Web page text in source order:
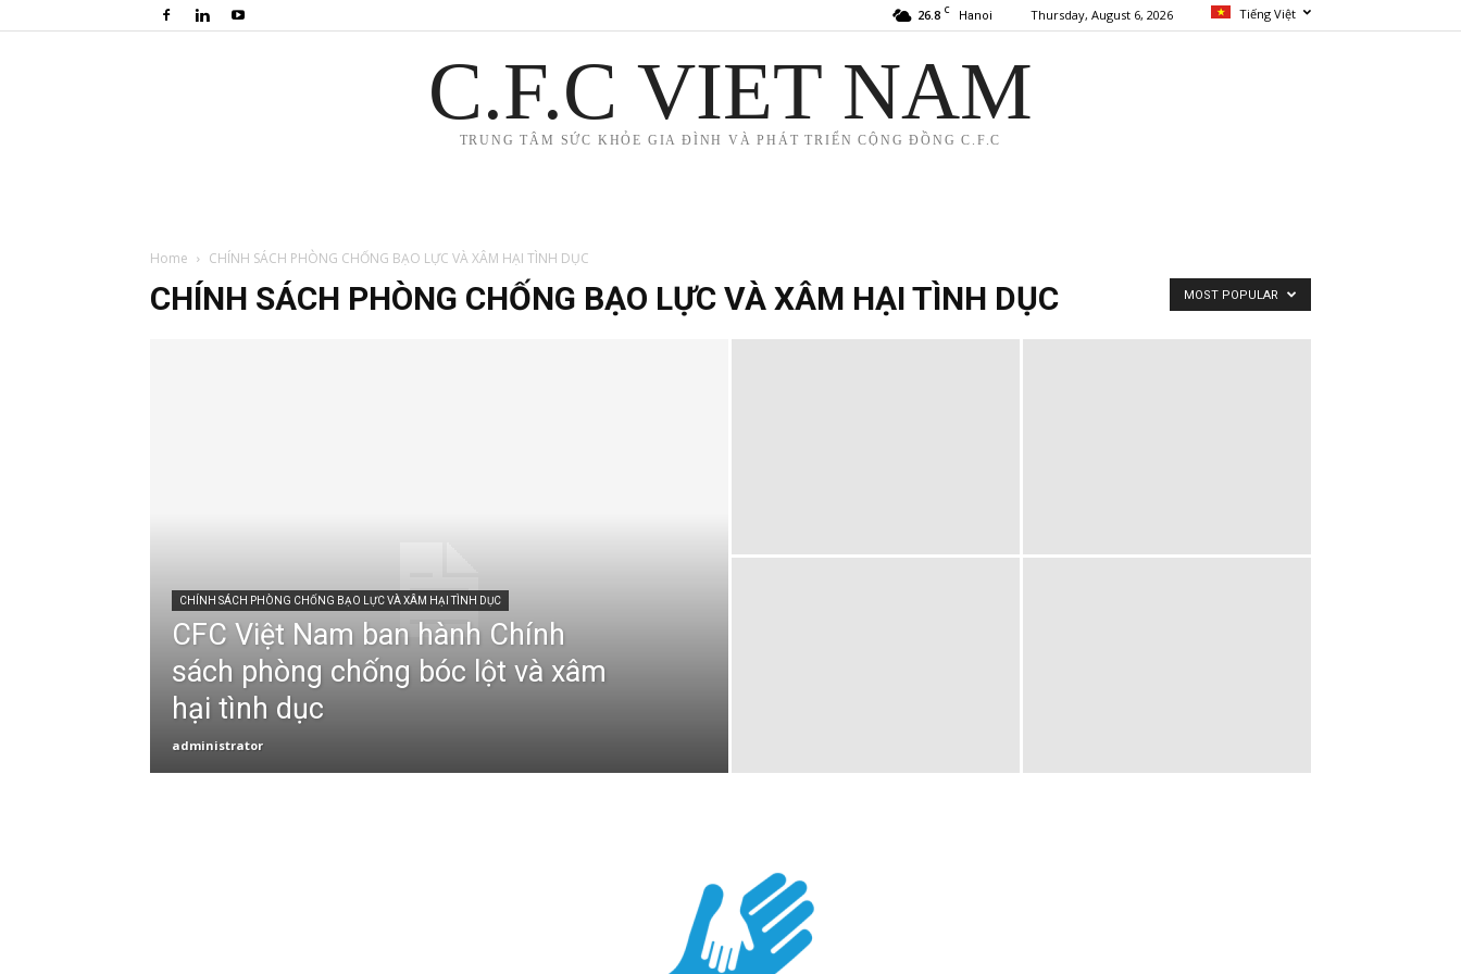
26.8 C Hanoi Thursday, August 6, 2026 Tiếng Việt
C.F.C VIET NAM
TRUNG TÂM SỨC KHỎE GIA ĐÌNH VÀ PHÁT TRIỂN CỘNG ĐỒNG C.F.C
Home CHÍNH SÁCH PHÒNG CHỐNG BẠO LỰC VÀ XÂM HẠI TÌNH DỤC
CHÍNH SÁCH PHÒNG CHỐNG BẠO LỰC VÀ XÂM HẠI TÌNH DỤC MOST POPULAR
CHÍNH SÁCH PHÒNG CHỐNG BẠO LỰC VÀ XÂM HẠI TÌNH DỤC
CFC Việt Nam ban hành Chính
sách phòng chống bóc lột và xâm
hại tình dục
administrator